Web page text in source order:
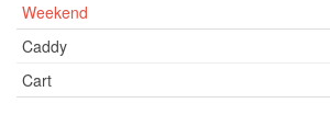
Weekend
Caddy
Cart